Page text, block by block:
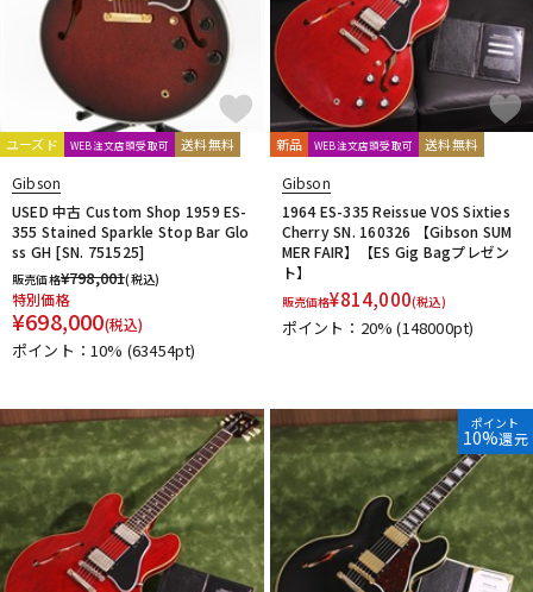
ユーズド WEB注文店頭受取可 送料無料
Gibson
USED 中古 Custom Shop 1959 ES-
355 Stained Sparkle Stop Bar Glo
ss GH [SN. 751525]
販売価格¥798,001(税込)
特別価格
¥698,000(税込)
ポイント：10% (63454pt)
新品 WEB注文店頭受取可 送料無料
Gibson
1964 ES-335 Reissue VOS Sixties
Cherry SN. 160326 【Gibson SUM
MER FAIR】【ES Gig Bagプレゼン
ト】
販売価格¥814,000(税込)
ポイント：20%(148000pt)
ポイント
10%還元